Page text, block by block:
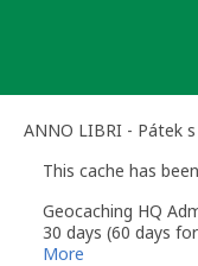
ANNO LIBRI - Pátek
This cache has
Geocaching HQ
30 days (60 days
More